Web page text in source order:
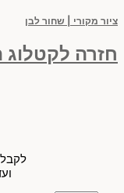
ציור מקורי | שחור לבן
חזרה
לקבלת